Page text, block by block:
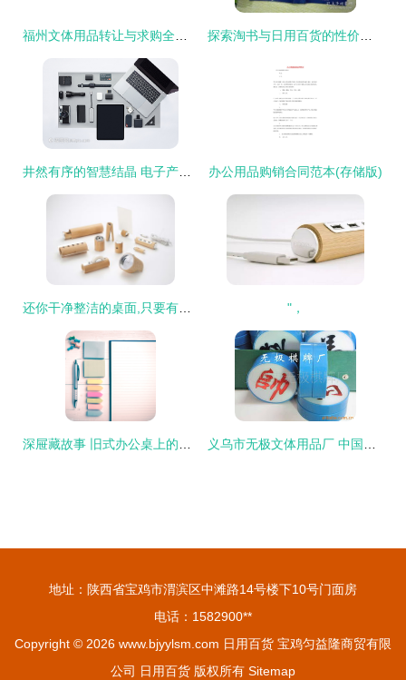
办公用品购销合同范本(存储版)
"，
地址：陕西省宝鸡市渭滨区中滩路14号楼下10号门面房
电话：1582900**
Copyright © 2026 www.bjyylsm.com 日用百货 宝鸡匀益隆商贸有限
公司 日用百货 版权所有 Sitemap